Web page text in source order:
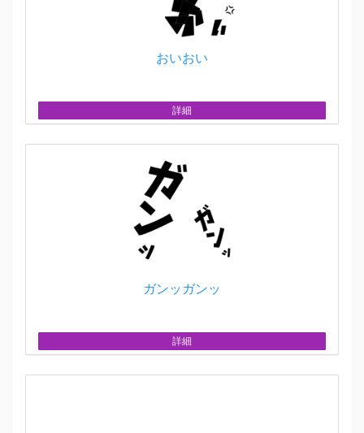
おいおい
詳細
ガンッガンッ
詳細